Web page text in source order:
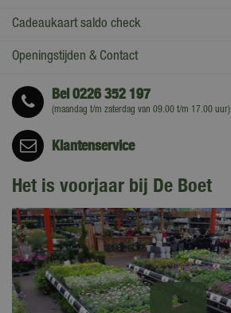
Cadeaukaart saldo check
Openingstijden & Contact
Bel0226 352 197
(maandag t/m zaterdag van 09.00 t/m 17.00 uur)
Klantenservice
Het is voorjaar bij De Boet